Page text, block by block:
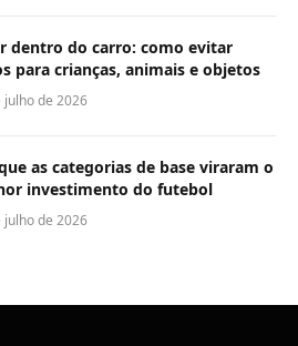
dentro do carro: como evitar
para crianças, animais e objetos
julho de 2026
as categorias de base viraram o
investimento do futebol
julho de 2026